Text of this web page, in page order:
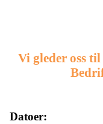
Vi gleder oss
Datoer: